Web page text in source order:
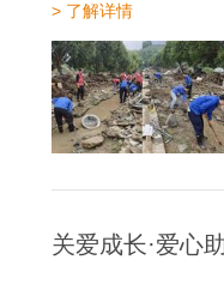
> 了解详情
关爱成长·爱心